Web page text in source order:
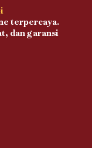
terpercaya.
dan garansi